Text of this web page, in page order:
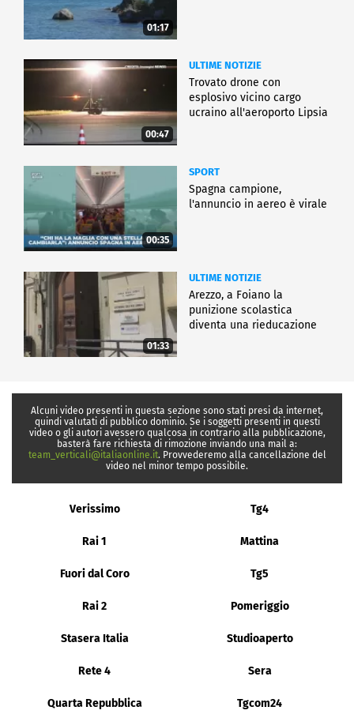
01:17
00:47
ULTIME NOTIZIE
Trovato drone con
esplosivo vicino cargo
ucraino all'aeroporto Lipsia
00:35
SPORT
Spagna campione,
l'annuncio in aereo è virale
01:33
ULTIME NOTIZIE
Arezzo, a Foiano la
punizione scolastica
diventa una rieducazione
Alcuni video presenti in questa sezione sono stati presi da internet,
quindi valutati di pubblico dominio. Se i soggetti presenti in questi
video o gli autori avessero qualcosa in contrario alla pubblicazione,
basterà fare richiesta di rimozione inviando una mail a:
team_verticali@italiaonline.it. Provvederemo alla cancellazione del
video nel minor tempo possibile.
Verissimo Tg4
Rai 1 Mattina
Fuori dal Coro Tg5
Rai 2 Pomeriggio
Stasera Italia Studioaperto
Rete 4 Sera
Quarta Repubblica Tgcom24